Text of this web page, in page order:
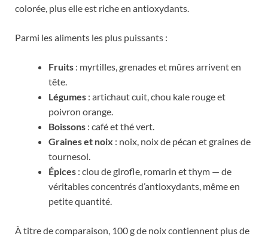
colorée, plus elle est riche en antioxydants.
Parmi les aliments les plus puissants :
Fruits : myrtilles, grenades et mûres arrivent en
tête.
Légumes : artichaut cuit, chou kale rouge et
poivron orange.
Boissons : café et thé vert.
Graines et noix : noix, noix de pécan et graines de
tournesol.
Épices : clou de girofle, romarin et thym — de
véritables concentrés d’antioxydants, même en
petite quantité.
À titre de comparaison, 100 g de noix contiennent plus de